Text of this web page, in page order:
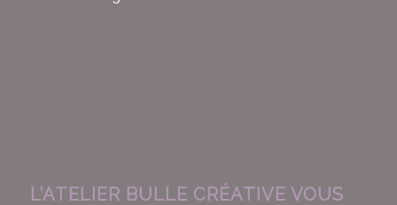
L’ATELIER BULLE CRÉATIVE VOUS